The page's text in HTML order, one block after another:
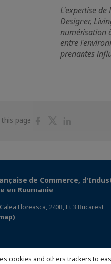
cookies and others trackers to
L'expertise de
Designer,
numérisation
entre
prenantes
this page
ShareShare
de Commerce,
en Roumanie
Floreasca, 240B, Et 3 Bucarest